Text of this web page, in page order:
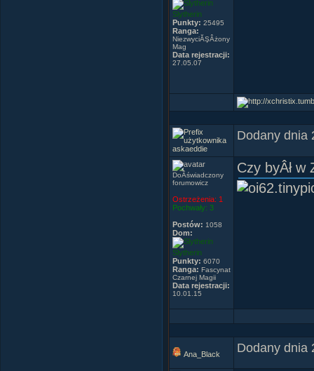
Slytherin
Punkty: 25495
Ranga:
NiezwyciĂŞÂżony
Mag
Data rejestracji:
27.05.07
askaeddie
Dodany dnia
DoÂświadczony
forumowicz
Ostrzeżenia: 1
Pochwały: 3
Postów: 1058
Dom:
Slytherin
Punkty: 6070
Ranga: Fascynat
Czarnej Magii
Data rejestracji:
10.01.15
Czy byÂł w
Ana_Black Dodany dnia